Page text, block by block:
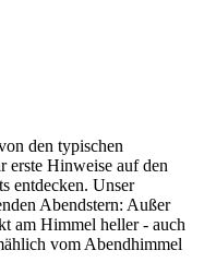
den typischen
erste Hinweise auf den
entdecken. Unser
Abendstern: Außer
am Himmel heller - auch
vom Abendhimmel